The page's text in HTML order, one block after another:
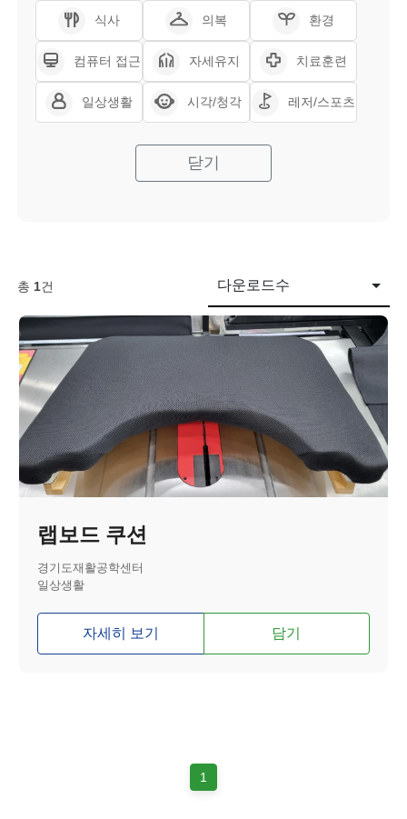
식사 의복 환경
컴퓨터 접근 자세유지 치료훈련
일상생활 시각/청각 레저/스포츠
닫기
총 1건 다운로드수
랩보드 쿠션
경기도재활공학센터
일상생활
자세히 보기 담기
1